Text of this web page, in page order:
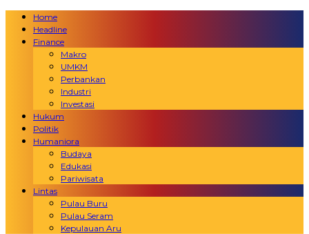
Home
Headline
Finance
Makro
UMKM
Perbankan
Industri
Investasi
Hukum
Politik
Humaniora
Budaya
Edukasi
Pariwisata
Lintas
Pulau Buru
Pulau Seram
Kepulauan Aru